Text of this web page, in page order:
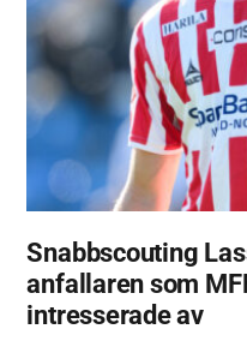
Snabbscouting
anfallaren som
intresserade av